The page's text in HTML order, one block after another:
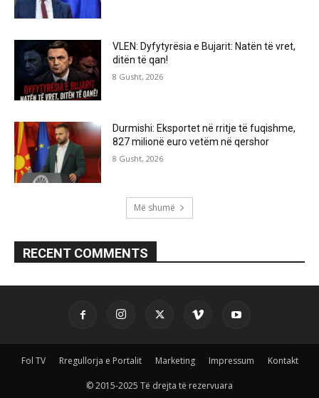
VLEN: Dyfytyrësia e Bujarit: Natën të vret,
ditën të qan!
8 Gusht, 2026
Durmishi: Eksportet në rritje të fuqishme,
827 milionë euro vetëm në qershor
8 Gusht, 2026
Më shumë
RECENT COMMENTS
Fol TV Rregullorja e Portalit Marketing Impressum Kontakt
© 2015-2025 Të drejta të rezervuara